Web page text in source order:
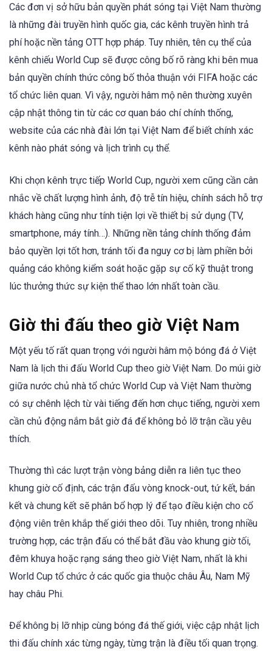
Các đơn vị sở hữu bản quyền phát sóng tại Việt Nam thường
là những đài truyền hình quốc gia, các kênh truyền hình trả
phí hoặc nền tảng OTT hợp pháp. Tuy nhiên, tên cụ thể của
kênh chiếu World Cup sẽ được công bố rõ ràng khi bên mua
bản quyền chính thức công bố thỏa thuận với FIFA hoặc các
tổ chức liên quan. Vì vậy, người hâm mộ nên thường xuyên
cập nhật thông tin từ các cơ quan báo chí chính thống,
website của các nhà đài lớn tại Việt Nam để biết chính xác
kênh nào phát sóng và lịch trình cụ thể.
Khi chọn kênh trực tiếp World Cup, người xem cũng cần cân
nhắc về chất lượng hình ảnh, độ trễ tín hiệu, chính sách hỗ trợ
khách hàng cũng như tính tiện lợi về thiết bị sử dụng (TV,
smartphone, máy tính…). Những nền tảng chính thống đảm
bảo quyền lợi tốt hơn, tránh tối đa nguy cơ bị làm phiền bởi
quảng cáo không kiểm soát hoặc gặp sự cố kỹ thuật trong
lúc thưởng thức sự kiện thể thao lớn nhất toàn cầu.
Giờ thi đấu theo giờ Việt Nam
Một yếu tố rất quan trọng với người hâm mộ bóng đá ở Việt
Nam là lịch thi đấu World Cup theo giờ Việt Nam. Do múi giờ
giữa nước chủ nhà tổ chức World Cup và Việt Nam thường
có sự chênh lệch từ vài tiếng đến hơn chục tiếng, người xem
cần chủ động nắm bắt giờ đá để không bỏ lỡ trận cầu yêu
thích.
Thường thì các lượt trận vòng bảng diễn ra liên tục theo
khung giờ cố định, các trận đấu vòng knock-out, tứ kết, bán
kết và chung kết sẽ phân bổ hợp lý để tạo điều kiện cho cổ
động viên trên khắp thế giới theo dõi. Tuy nhiên, trong nhiều
trường hợp, các trận đấu có thể bắt đầu vào khung giờ tối,
đêm khuya hoặc rạng sáng theo giờ Việt Nam, nhất là khi
World Cup tổ chức ở các quốc gia thuộc châu Âu, Nam Mỹ
hay châu Phi.
Để không bị lỡ nhịp cùng bóng đá thế giới, việc cập nhật lịch
thi đấu chính xác từng ngày, từng trận là điều tối quan trọng.